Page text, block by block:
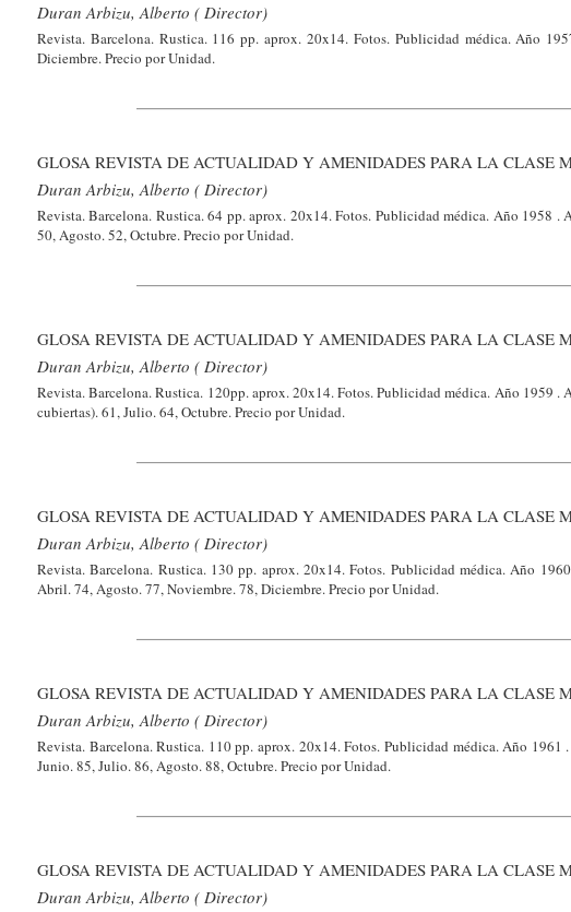
Duran Arbizu, Alberto ( Director)
Revista. Barcelona. Rustica. 116 pp. aprox. 20x14. Fotos. Publicidad médica. Año
Diciembre. Precio por Unidad.
GLOSA REVISTA DE ACTUALIDAD Y AMENIDADES PARA LA CLASE
Duran Arbizu, Alberto ( Director)
Revista. Barcelona. Rustica. 64 pp. aprox. 20x14. Fotos. Publicidad médica. Año 1958 .
50, Agosto. 52, Octubre. Precio por Unidad.
GLOSA REVISTA DE ACTUALIDAD Y AMENIDADES PARA LA CLASE
Duran Arbizu, Alberto ( Director)
Revista. Barcelona. Rustica. 120pp. aprox. 20x14. Fotos. Publicidad médica. Año 1959 .
cubiertas). 61, Julio. 64, Octubre. Precio por Unidad.
GLOSA REVISTA DE ACTUALIDAD Y AMENIDADES PARA LA CLASE
Duran Arbizu, Alberto ( Director)
Revista. Barcelona. Rustica. 130 pp. aprox. 20x14. Fotos. Publicidad médica. Año
Abril. 74, Agosto. 77, Noviembre. 78, Diciembre. Precio por Unidad.
GLOSA REVISTA DE ACTUALIDAD Y AMENIDADES PARA LA CLASE
Duran Arbizu, Alberto ( Director)
Revista. Barcelona. Rustica. 110 pp. aprox. 20x14. Fotos. Publicidad médica. Año 1961
Junio. 85, Julio. 86, Agosto. 88, Octubre. Precio por Unidad.
GLOSA REVISTA DE ACTUALIDAD Y AMENIDADES PARA LA CLASE
Duran Arbizu, Alberto ( Director)